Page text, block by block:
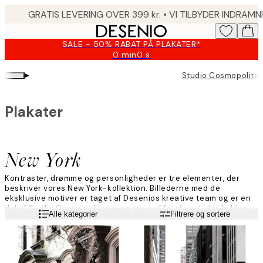
SALE - 50% RABAT PÅ PLAKATER*
0 min0 s
Gyldig
▸ Studio
New York
Plakater
Kontraster, drømme og personligheder er tre elementer, der
beskriver vores New York-kollektion. Billederne med de
eksklusive motiver er taget af Desenios kreative team og er en
del af Studio Cosmopolitan – en serie af fotokunst, der hylder
verdensborgeren.
Læs mere Alle kategorier Filtrere og sortere